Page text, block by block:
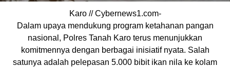
Karo // Cybernews1.com-
Dalam upaya mendukung program ketahanan pangan
nasional, Polres Tanah Karo terus menunjukkan
komitmennya dengan berbagai inisiatif nyata. Salah
satunya adalah pelepasan 5.000 bibit ikan nila ke kolam